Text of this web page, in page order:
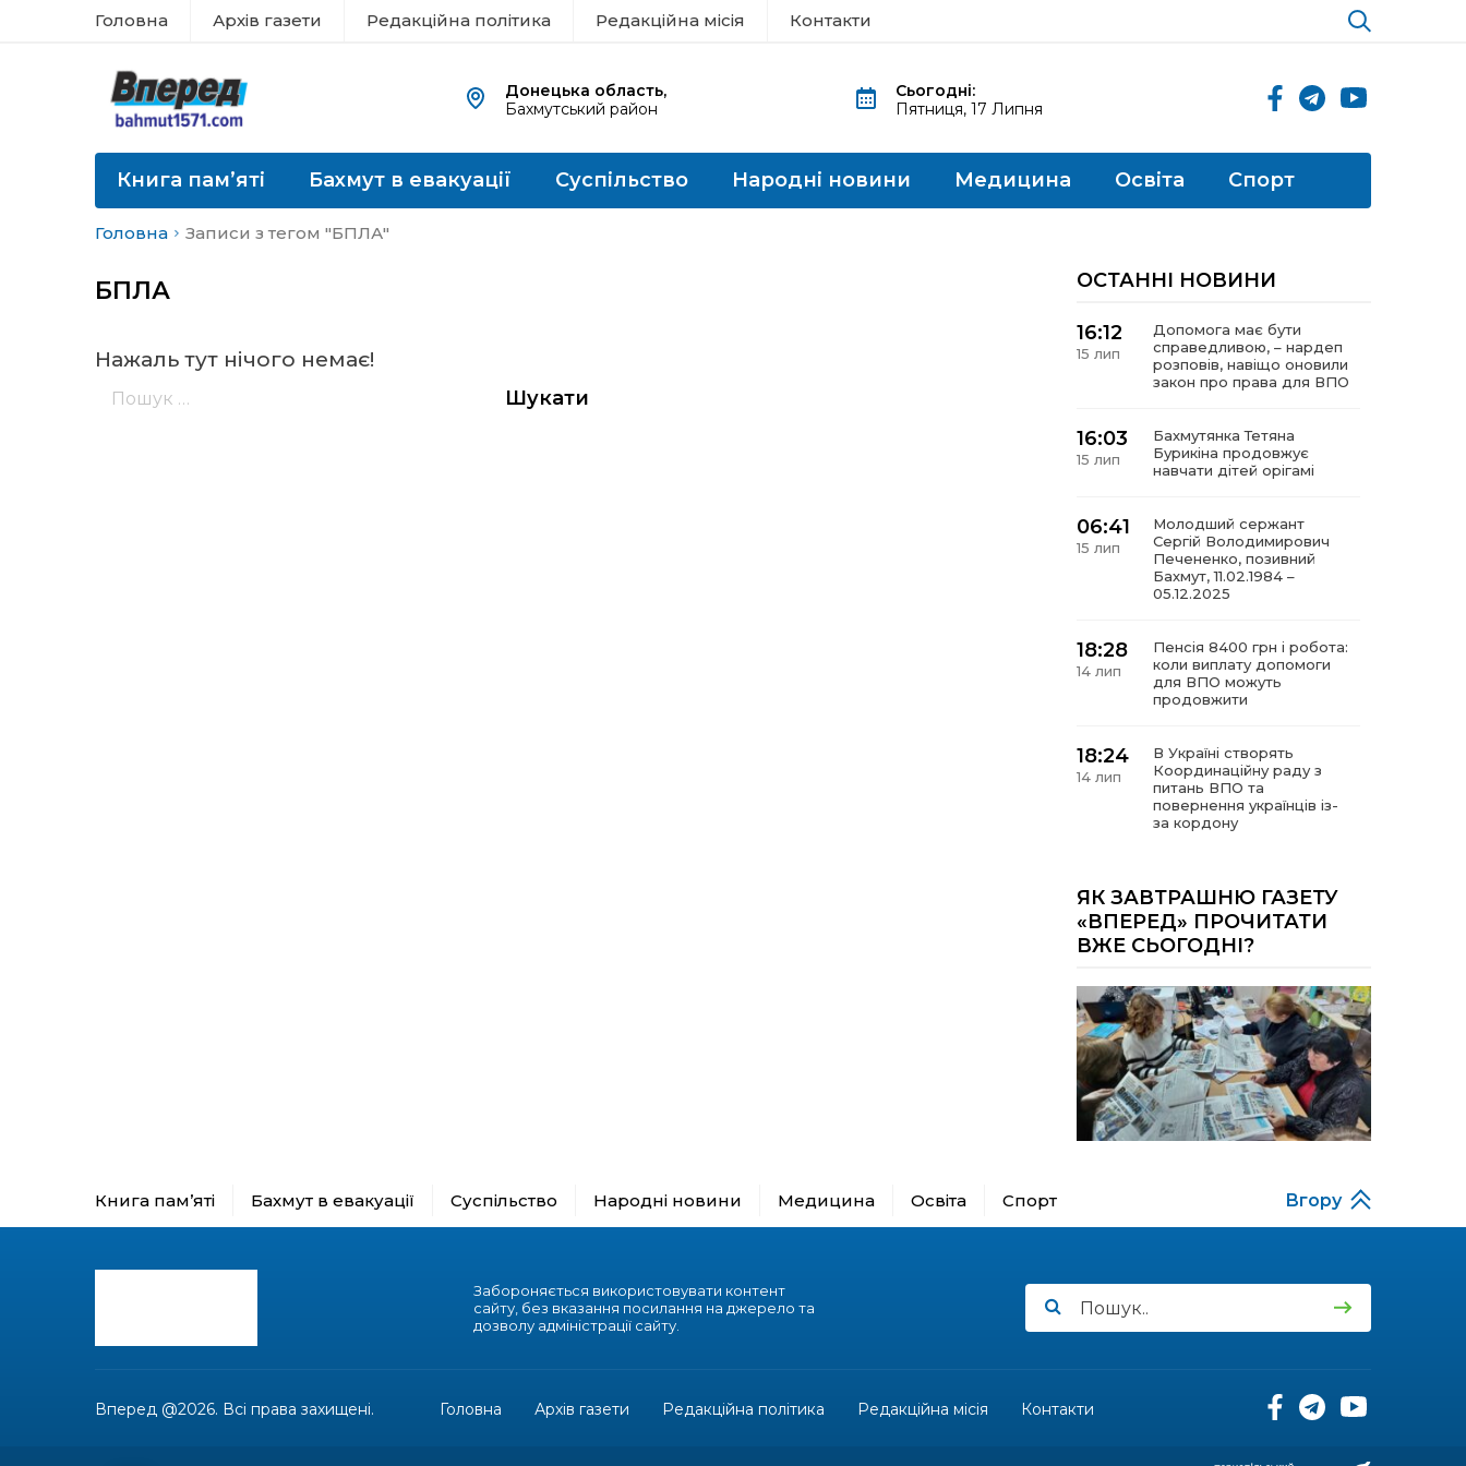
Головна Архів газети Редакційна політика Редакційна місія Контакти
Донецька область,
Бахмутський район
Сьогодні:
Пятниця, 17 Липня
Книга пам’яті Бахмут в евакуації Суспільство Народні новини Медицина Освіта Спорт
Головна Записи з тегом "БПЛА"
БПЛА
Нажаль тут нічого немає!
ОСТАННІ НОВИНИ
16:12
15 лип
Допомога має бути
справедливою, – нардеп
розповів, навіщо оновили
закон про права для ВПО
16:03
15 лип
Бахмутянка Тетяна
Бурикіна продовжує
навчати дітей орігамі
06:41
15 лип
Молодший сержант
Сергій Володимирович
Печененко, позивний
Бахмут, 11.02.1984 –
05.12.2025
18:28
14 лип
Пенсія 8400 грн і робота:
коли виплату допомоги
для ВПО можуть
продовжити
18:24
14 лип
В Україні створять
Координаційну раду з
питань ВПО та
повернення українців із-
за кордону
14 лип
Гощанщині: коли традиції
єднають громади
10 лип
17:18
10 лип
Морські мушлі в техніці
макраме
17:07
10 лип
Бахмутяни вибороли
нагороди на чемпіонаті
11:54
Юна бахмутянка Кіра
ЯК ЗАВТРАШНЮ ГАЗЕТУ
«ВПЕРЕД» ПРОЧИТАТИ
ВЖЕ СЬОГОДНІ?
Книга пам’яті Бахмут в евакуації Суспільство Народні новини Медицина Освіта Спорт Вгору
Забороняється використовувати контент
сайту, без вказання посилання на джерело та
дозволу адміністрації сайту.
Вперед @2026. Всі права захищені. Головна Архів газети Редакційна політика Редакційна місія Контакти